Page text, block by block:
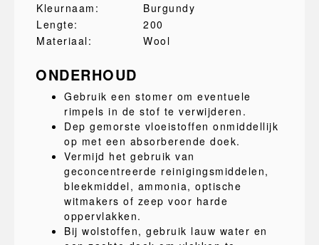
Kleurnaam:
Burgundy
Lengte:
200
Materiaal:
Wool
ONDERHOUD
Gebruik een stomer om eventuele
rimpels in de stof te verwijderen.
Dep gemorste vloeistoffen onmiddellijk
op met een absorberende doek.
Vermijd het gebruik van
geconcentreerde reinigingsmiddelen,
bleekmiddel, ammonia, optische
witmakers of zeep voor harde
oppervlakken.
Bij wolstoffen, gebruik lauw water en